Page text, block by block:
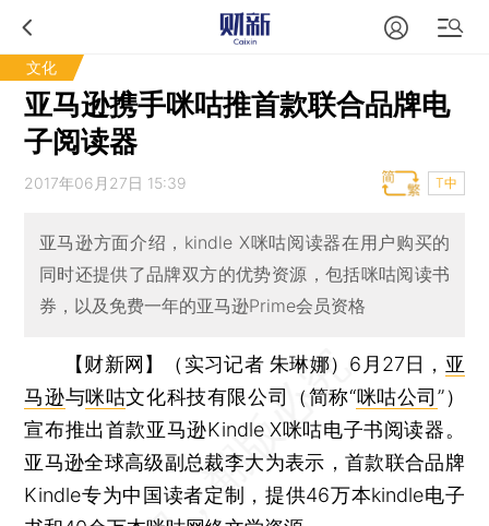
文化
亚马逊携手咪咕推首款联合品牌电
子阅读器
2017年06月27日 15:39 T中
亚马逊方面介绍，kindle X咪咕阅读器在用户购买的
同时还提供了品牌双方的优势资源，包括咪咕阅读书
券，以及免费一年的亚马逊Prime会员资格
【财新网】（实习记者 朱琳娜） 6月27日， 亚
马逊与咪咕文化科技有限公司（简称“咪咕公司”）
宣布推出首款亚马逊Kindle X咪咕电子书阅读器。
亚马逊全球高级副总裁李大为表示，首款联合品牌
Kindle专为中国读者定制，提供46万本kindle电子